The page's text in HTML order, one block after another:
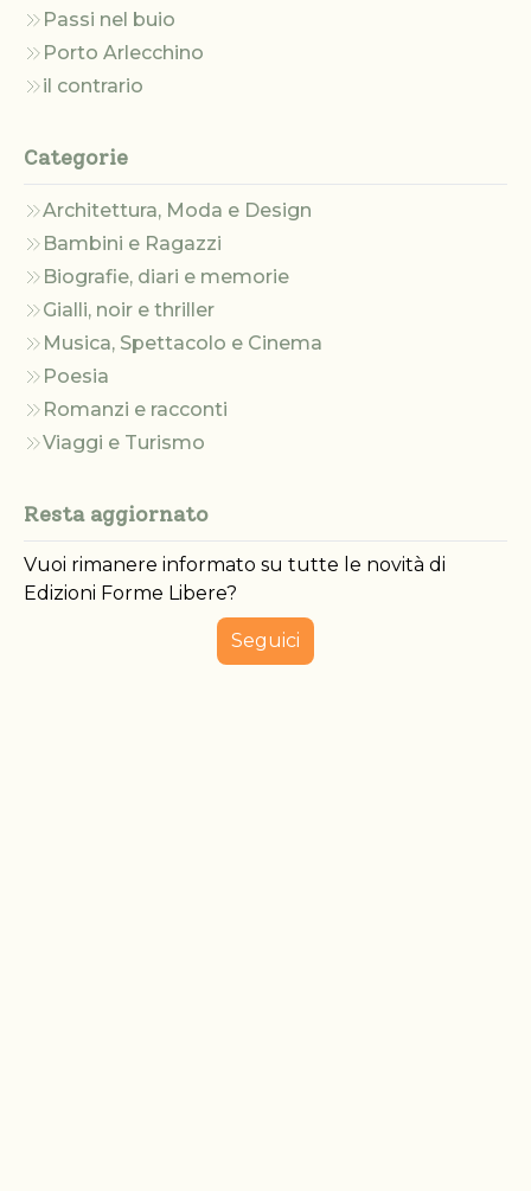
Passi nel buio
Porto Arlecchino
il contrario
Categorie
Architettura, Moda e Design
Bambini e Ragazzi
Biografie, diari e memorie
Gialli, noir e thriller
Musica, Spettacolo e Cinema
Poesia
Romanzi e racconti
Viaggi e Turismo
Resta aggiornato
Vuoi rimanere informato su tutte le novità di
Edizioni Forme Libere?
Seguici